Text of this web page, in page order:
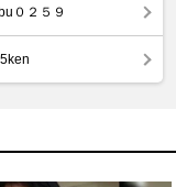
０２５９